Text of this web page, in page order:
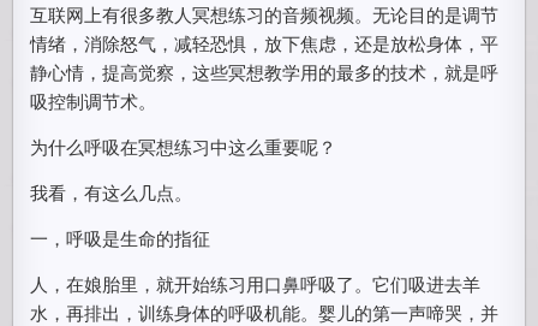
互联网上有很多教人冥想练习的音频视频。无论目的是调节
情绪，消除怒气，减轻恐惧，放下焦虑，还是放松身体，平
静心情，提高觉察，这些冥想教学用的最多的技术，就是呼
吸控制调节术。
为什么呼吸在冥想练习中这么重要呢？
我看，有这么几点。
一，呼吸是生命的指征
人，在娘胎里，就开始练习用口鼻呼吸了。它们吸进去羊
水，再排出，训练身体的呼吸机能。婴儿的第一声啼哭，并